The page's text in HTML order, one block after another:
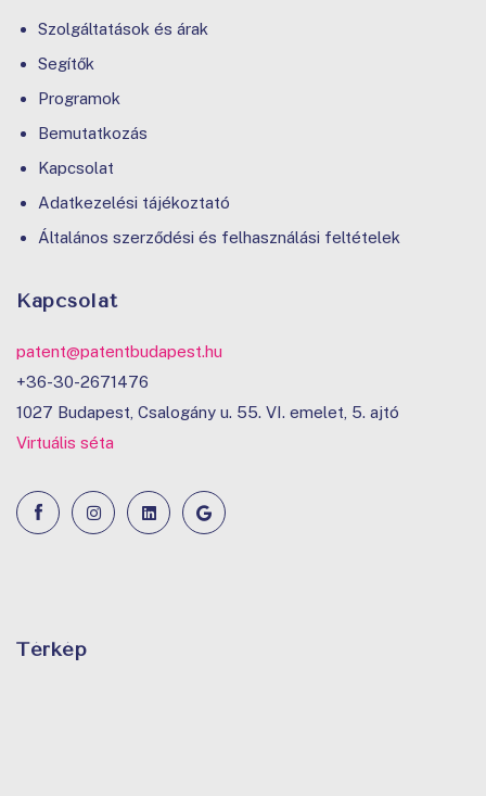
Szolgáltatások és árak
Segítők
Programok
Bemutatkozás
Kapcsolat
Adatkezelési tájékoztató
Általános szerződési és felhasználási feltételek
Kapcsolat
patent@patentbudapest.hu
+36-30-2671476
1027 Budapest, Csalogány u. 55. VI. emelet, 5. ajtó
Virtuális séta
Térkép